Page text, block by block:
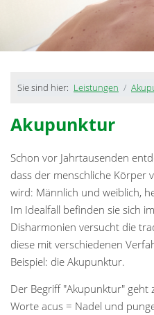
Sie sind hier: Leistungen
Akupunktur
Schon vor Jahrtausenden
dass der menschliche Körper
wird: Männlich und weiblich,
Im Idealfall befinden sie sich
Disharmonien versucht die
diese mit verschiedenen
Beispiel: die Akupunktur.
Der Begriff "Akupunktur" geht
Worte acus = Nadel und